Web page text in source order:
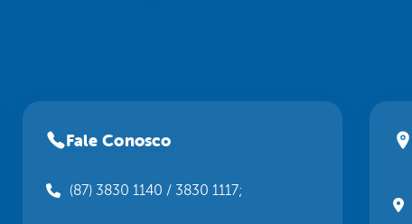
Fale Conosco
(87) 3830 1140 / 3830 1117;